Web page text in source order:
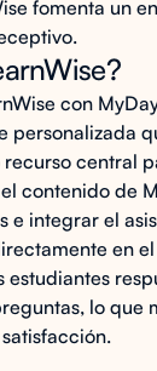
fomenta un
con
personalizada
central
contenido de
e integrar el
en
estudiantes
lo que